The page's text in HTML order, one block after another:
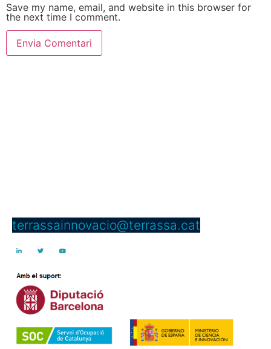
Save my name, email, and website in this browser for
the next time I comment.
terrassainnovacio@terrassa.cat